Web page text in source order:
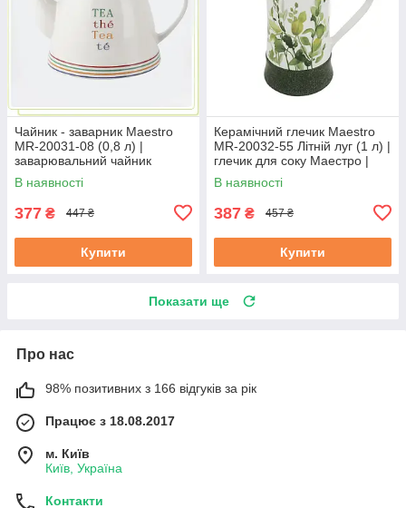
Чайник - заварник Maestro
MR-20031-08 (0,8 л) |
заварювальний чайник
Маестро | керамічний чайник
Маестро
В наявності
377 ₴ 447 ₴
Купити
Керамічний глечик Maestro
MR-20032-55 Літній луг (1 л) |
глечик для соку Маестро |
ємність для води Маестро
В наявності
387 ₴ 457 ₴
Купити
Показати ще
Про нас
98% позитивних з 166 відгуків за рік
Працює з 18.08.2017
м. Київ
Київ, Україна
Контакти